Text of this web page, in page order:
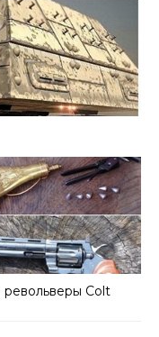
револьверы Colt